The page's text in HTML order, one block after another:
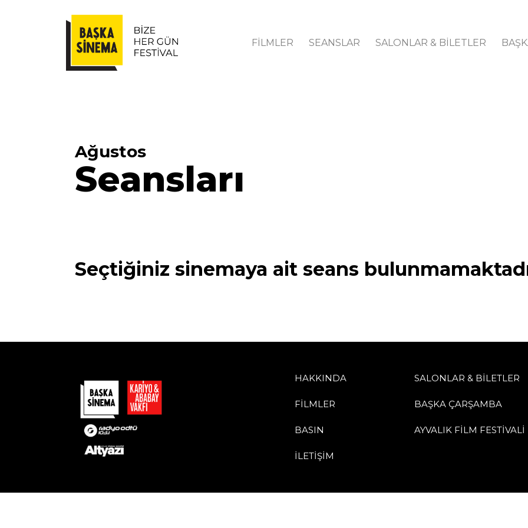
FİLMLER SEANSLAR SALONLAR & BİLETLER
Ağustos
Seansları
Seçtiğiniz sinemaya ait seans
HAKKINDA SALONLAR & BİLETLER
FİLMLER BAŞKA ÇARŞAMBA
BASIN AYVALIK FİLM FESTİVALİ
İLETİŞİM